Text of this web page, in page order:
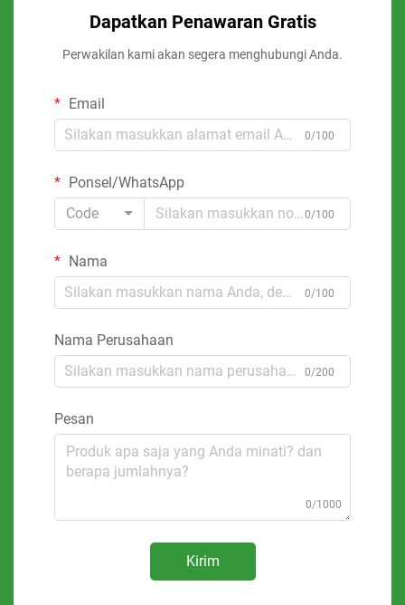
Dapatkan Penawaran Gratis
Perwakilan kami akan segera menghubungi Anda.
Email
0/100
Ponsel/WhatsApp
Code
0/100
Nama
0/100
Nama Perusahaan
0/200
Pesan
0/1000
Kirim